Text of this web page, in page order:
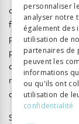
ou portées par le
figures qui
plutôt que par les
possibilités ne
collectivement
narration et de
chassées par la
Se débarrasser
personnaliser
analyser notre
également des
utilisation de
partenaires de
peuvent les
informations
ou qu'ils ont
utilisation de
confidentialité